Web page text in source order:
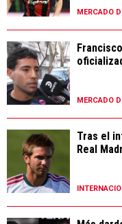
MERCADO
MERCADO
Tras el
Real